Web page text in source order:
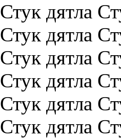
Стук дятла
Стук дятла
Стук дятла
Стук дятла
Стук дятла
Стук дятла